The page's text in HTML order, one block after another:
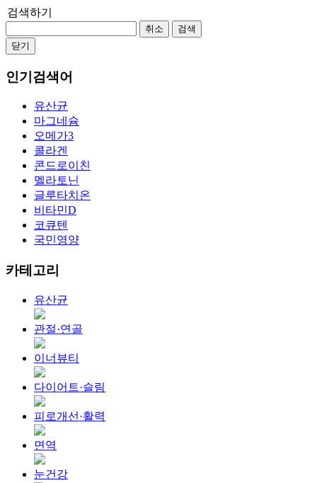
검색하기
취소
검색
닫기
인기검색어
유산균
마그네슘
오메가3
콜라겐
콘드로이친
멜라토닌
글루타치온
비타민D
코큐텐
국민영양
카테고리
유산균
관절·연골
이너뷰티
다이어트·슬림
피로개선·활력
면역
눈건강